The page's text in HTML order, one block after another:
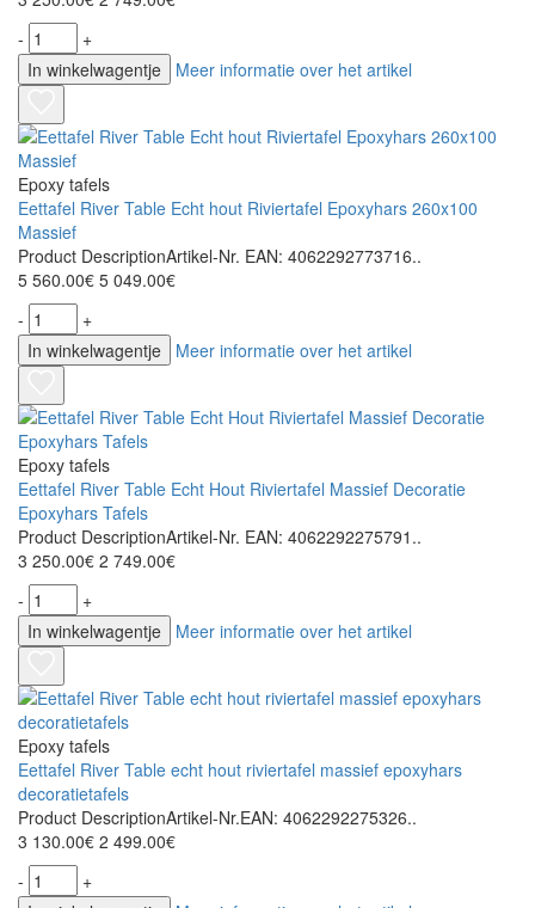
-
+
In winkelwagentje
Meer informatie over het artikel
Epoxy tafels
Eettafel River Table Echt hout Riviertafel Epoxyhars 260x100
Massief
Product DescriptionArtikel-Nr. EAN: 4062292773716..
5 560.00€ 5 049.00€
-
+
In winkelwagentje
Meer informatie over het artikel
Epoxy tafels
Eettafel River Table Echt Hout Riviertafel Massief Decoratie
Epoxyhars Tafels
Product DescriptionArtikel-Nr. EAN: 4062292275791..
3 250.00€ 2 749.00€
-
+
In winkelwagentje
Meer informatie over het artikel
Epoxy tafels
Eettafel River Table echt hout riviertafel massief epoxyhars
decoratietafels
Product DescriptionArtikel-Nr.EAN: 4062292275326..
3 130.00€ 2 499.00€
-
+